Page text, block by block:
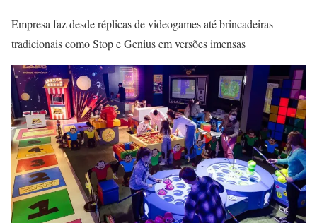
Empresa faz desde réplicas de videogames até brincadeiras
tradicionais como Stop e Genius em versões imensas